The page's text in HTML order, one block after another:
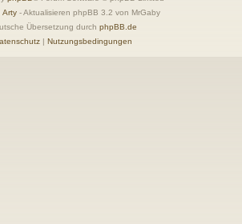
Arty- Aktualisieren phpBB 3.2 von MrGaby
Übersetzung durch phpBB.de
| Nutzungsbedingungen